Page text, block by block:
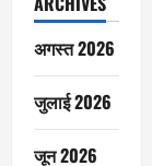
अगस्त 2026
जुलाई 2026
जून 2026